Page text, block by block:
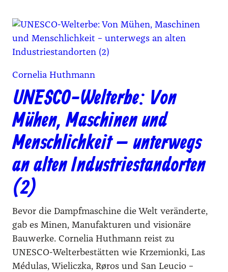
Cornelia Huthmann
UNESCO-Welterbe: Von
Mühen, Maschinen und
Menschlichkeit – unterwegs
an alten Industriestandorten
(2)
Bevor die Dampfmaschine die Welt veränderte,
gab es Minen, Manufakturen und visionäre
Bauwerke. Cornelia Huthmann reist zu
UNESCO-Welterbestätten wie Krzemionki, Las
Médulas, Wieliczka, Røros und San Leucio –